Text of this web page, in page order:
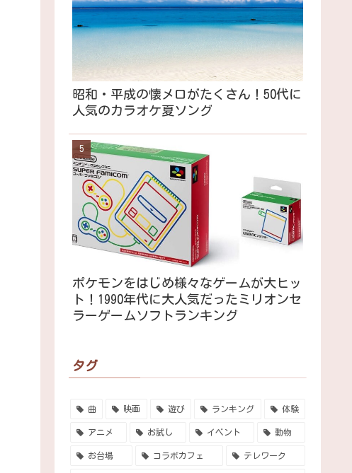
昭和・平成の懐メロがたくさん！50代に
人気のカラオケ夏ソング
ポケモンをはじめ様々なゲームが大ヒッ
ト！1990年代に大人気だったミリオンセ
ラーゲームソフトランキング
タグ
曲 映画 遊び ランキング 体験
アニメ お試し イベント 動物
お台場 コラボカフェ テレワーク